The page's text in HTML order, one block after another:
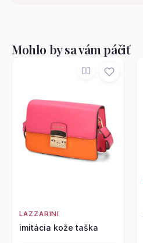
Mohlo by sa vám páčiť
LAZZARINI
imitácia kože taška